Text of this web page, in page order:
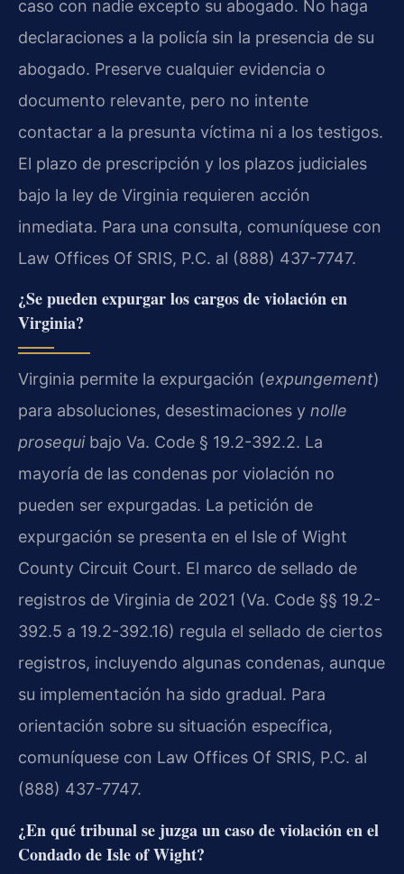
caso con nadie excepto su abogado. No haga
declaraciones a la policía sin la presencia de su
abogado. Preserve cualquier evidencia o
documento relevante, pero no intente
contactar a la presunta víctima ni a los testigos.
El plazo de prescripción y los plazos judiciales
bajo la ley de Virginia requieren acción
inmediata. Para una consulta, comuníquese con
Law Offices Of SRIS, P.C. al (888) 437-7747.
¿Se pueden expurgar los cargos de violación en
Virginia?
Virginia permite la expurgación (expungement)
para absoluciones, desestimaciones y nolle
prosequibajo Va. Code § 19.2-392.2. La
mayoría de las condenas por violación no
pueden ser expurgadas. La petición de
expurgación se presenta en el Isle of Wight
County Circuit Court. El marco de sellado de
registros de Virginia de 2021 (Va. Code §§ 19.2-
392.5 a 19.2-392.16) regula el sellado de ciertos
registros, incluyendo algunas condenas, aunque
su implementación ha sido gradual. Para
orientación sobre su situación específica,
comuníquese con Law Offices Of SRIS, P.C. al
(888) 437-7747.
¿En qué tribunal se juzga un caso de violación en el
Condado de Isle of Wight?